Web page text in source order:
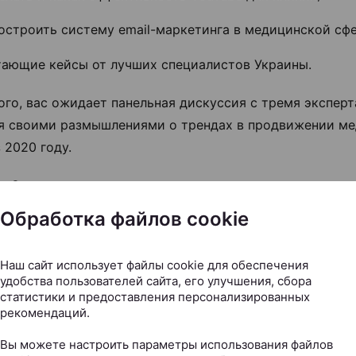
систему email-маркетинга в медицинской
кейсы от лучших специалистов Украины.
вас ожидает панельная дискуссия с тремя
своими размышлениями о трендах в продвижении
2020 году.
Day пройдет 17 апреля в 10:00 по киевскому
вы можете задать любой свой вопрос спикеру
приобрести запись и презентации спикеров.
участником?
Обработка файлов cookie
Наш сайт использует файлы cookie для обеспечения
удобства пользователей сайта, его улучшения, сбора
статистики и предоставления персонализированных
рекомендаций.
Вы можете настроить параметры использования файлов